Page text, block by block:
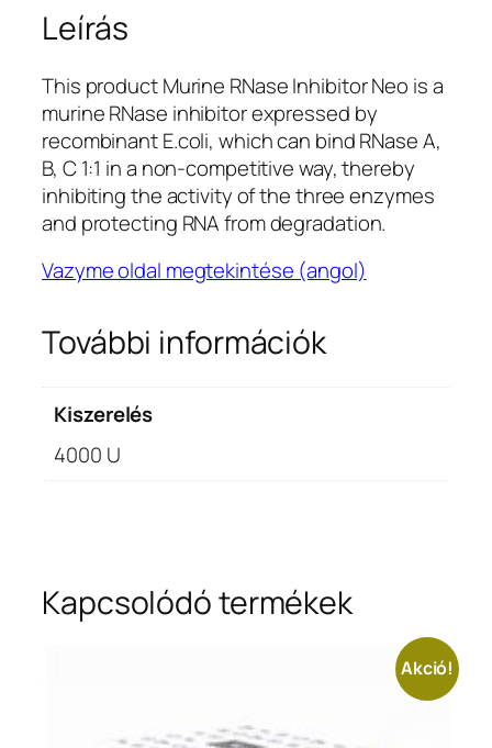
(DD4117-
PA-
00)
mennyiség
Leírás
This product Murine RNase Inhibitor Neo is a
murine RNase inhibitor expressed by
recombinant E.coli, which can bind RNase A,
B, C 1:1 in a non-competitive way, thereby
inhibiting the activity of the three enzymes
and protecting RNA from degradation.
Vazyme oldal megtekintése (angol)
További információk
Kiszerelés
4000 U
Kapcsolódó termékek
Akció!